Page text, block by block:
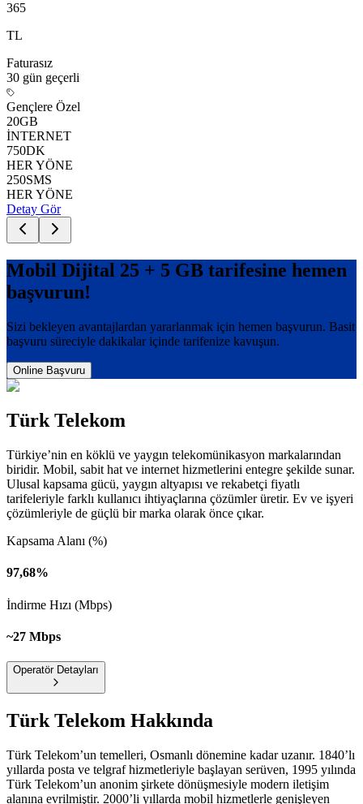
365
TL
Faturasız
30 gün geçerli
Gençlere Özel
20GB
İNTERNET
750DK
HER YÖNE
250SMS
HER YÖNE
Detay Gör
Mobil Dijital 25 + 5 GB tarifesine hemen
başvurun!
Sizi bekleyen avantajlardan yararlanmak için hemen başvurun. Basit
başvuru süreciyle dakikalar içinde tarifenize kavuşun.
Online Başvuru
Türk Telekom
Türkiye’nin en köklü ve yaygın telekomünikasyon markalarından
biridir. Mobil, sabit hat ve internet hizmetlerini entegre şekilde sunar.
Ulusal kapsama gücü, yaygın altyapısı ve rekabetçi fiyatlı
tarifeleriyle farklı kullanıcı ihtiyaçlarına çözümler üretir. Ev ve işyeri
çözümleriyle de güçlü bir marka olarak önce çıkar.
Kapsama Alanı (%)
97,68%
İndirme Hızı (Mbps)
~27 Mbps
Operatör Detayları
Türk Telekom Hakkında
Türk Telekom’un temelleri, Osmanlı dönemine kadar uzanır. 1840’lı
yıllarda posta ve telgraf hizmetleriyle başlayan serüven, 1995 yılında
Türk Telekom’un anonim şirkete dönüşmesiyle modern iletişim
alanına evrilmiştir. 2000’li yıllarda mobil hizmetlerle genişleyen